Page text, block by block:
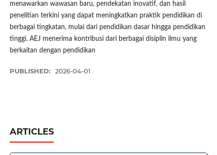
menawarkan wawasan baru, pendekatan inovatif, dan hasil
penelitian terkini yang dapat meningkatkan praktik pendidikan di
berbagai tingkatan, mulai dari pendidikan dasar hingga pendidikan
tinggi. AEJ menerima kontribusi dari berbagai disiplin ilmu yang
berkaitan dengan pendidikan
PUBLISHED: 2026-04-01
ARTICLES